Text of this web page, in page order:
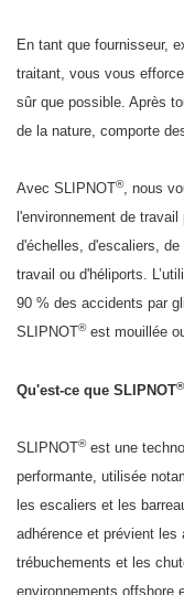
En tant que fournisseur,
traitant, vous vous
sûr que possible. Après
de la nature, comporte
Avec SLIPNOT®, nous
l'environnement de
d'échelles, d'escaliers,
travail ou d'héliports.
90 % des accidents par
SLIPNOT®est mouillée
Qu'est-ce que SLIPNOT®
SLIPNOT®est une
performante, utilisée
les escaliers et les
adhérence et prévient
trébuchements et les
environnements offshore